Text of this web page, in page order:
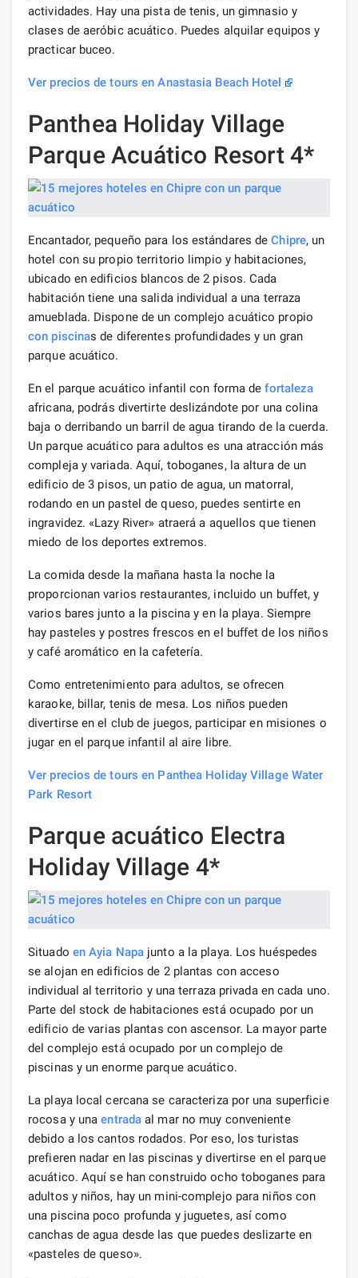
actividades. Hay una pista de tenis, un gimnasio y
clases de aeróbic acuático. Puedes alquilar equipos y
practicar buceo.
Ver precios de tours en Anastasia Beach Hotel
Panthea Holiday Village
Parque Acuático Resort 4*
Encantador, pequeño para los estándares deChipre, un
hotel con su propio territorio limpio y habitaciones,
ubicado en edificios blancos de 2 pisos. Cada
habitación tiene una salida individual a una terraza
amueblada. Dispone de un complejo acuático propio
con piscinas de diferentes profundidades y un gran
parque acuático.
En el parque acuático infantil con forma defortaleza
africana, podrás divertirte deslizándote por una colina
baja o derribando un barril de agua tirando de la cuerda.
Un parque acuático para adultos es una atracción más
compleja y variada. Aquí, toboganes, la altura de un
edificio de 3 pisos, un patio de agua, un matorral,
rodando en un pastel de queso, puedes sentirte en
ingravidez. «Lazy River» atraerá a aquellos que tienen
miedo de los deportes extremos.
La comida desde la mañana hasta la noche la
proporcionan varios restaurantes, incluido un buffet, y
varios bares junto a la piscina y en la playa. Siempre
hay pasteles y postres frescos en el buffet de los niños
y café aromático en la cafetería.
Como entretenimiento para adultos, se ofrecen
karaoke, billar, tenis de mesa. Los niños pueden
divertirse en el club de juegos, participar en misiones o
jugar en el parque infantil al aire libre.
Ver precios de tours en Panthea Holiday Village Water
Park Resort
Parque acuático Electra
Holiday Village 4*
Situado en Ayia Napa junto a la playa. Los huéspedes
se alojan en edificios de 2 plantas con acceso
individual al territorio y una terraza privada en cada uno.
Parte del stock de habitaciones está ocupado por un
edificio de varias plantas con ascensor. La mayor parte
del complejo está ocupado por un complejo de
piscinas y un enorme parque acuático.
La playa local cercana se caracteriza por una superficie
rocosa y unaentrada al mar no muy conveniente
debido a los cantos rodados. Por eso, los turistas
prefieren nadar en las piscinas y divertirse en el parque
acuático. Aquí se han construido ocho toboganes para
adultos y niños, hay un mini-complejo para niños con
una piscina poco profunda y juguetes, así como
canchas de agua desde las que puedes deslizarte en
«pasteles de queso».